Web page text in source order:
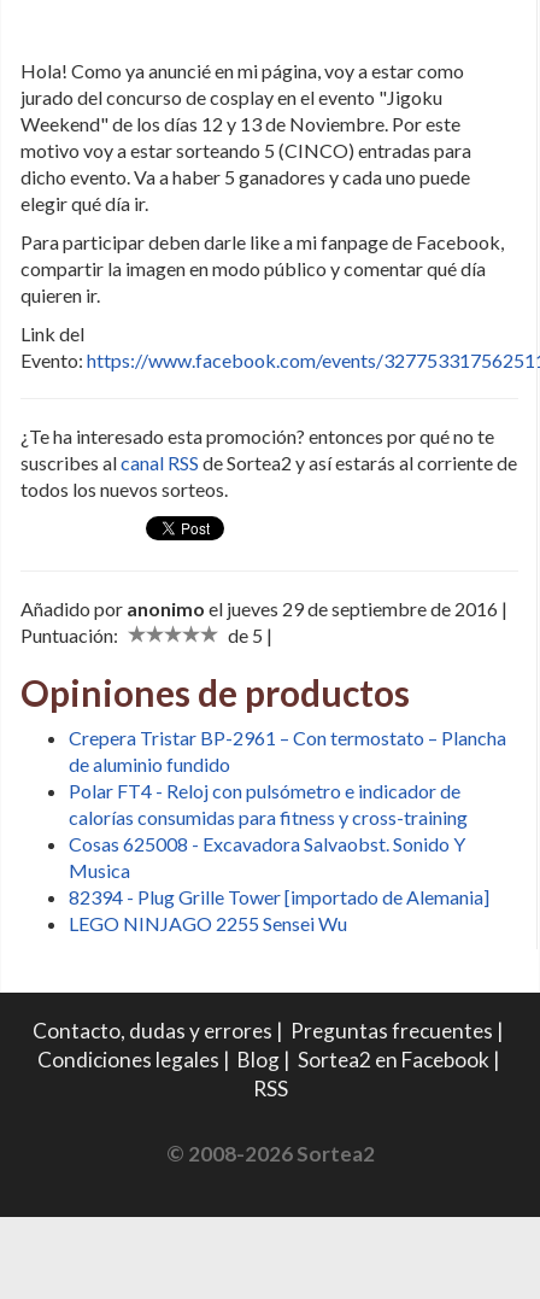
Hola! Como ya anuncié en mi página, voy a estar como
jurado del concurso de cosplay en el evento "Jigoku
Weekend" de los días 12 y 13 de Noviembre. Por este
motivo voy a estar sorteando 5 (CINCO) entradas para
dicho evento. Va a haber 5 ganadores y cada uno puede
elegir qué día ir.
Para participar deben darle like a mi fanpage de Facebook,
compartir la imagen en modo público y comentar qué día
quieren ir.
Link del
Evento: https://www.facebook.com/events/
¿Te ha interesado esta promoción? entonces por qué no te
suscribes alcanal RSS de Sortea2 y así estarás al corriente de
todos los nuevos sorteos.
Añadido por anonimo el jueves 29 de septiembre de 2016 |
Puntuación:
de 5 |
Opiniones de productos
Crepera Tristar BP-2961 – Con termostato – Plancha
de aluminio fundido
Polar FT4 - Reloj con pulsómetro e indicador de
calorías consumidas para fitness y cross-training
Cosas 625008 - Excavadora Salvaobst. Sonido Y
Musica
82394 - Plug Grille Tower [importado de Alemania]
LEGO NINJAGO 2255 Sensei Wu
Contacto, dudas y errores | Preguntas frecuentes |
Condiciones legales | Blog| Sortea2 en Facebook |
RSS
© 2008-2026 Sortea2